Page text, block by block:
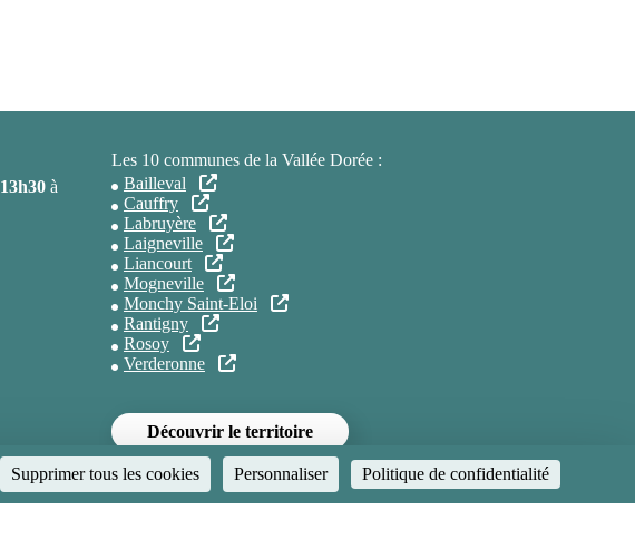
13h30à
Les 10 communes de la Vallée Dorée :
Bailleval
Cauffry
Labruyère
Laigneville
Liancourt
Mogneville
Monchy Saint-Eloi
Rantigny
Rosoy
Verderonne
Découvrir le territoire
Supprimer tous les cookies Personnaliser Politique de confidentialité